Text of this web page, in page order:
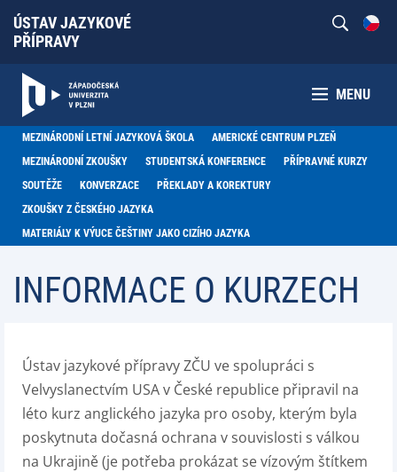
ÚSTAV JAZYKOVÉ
PŘÍPRAVY
MENU
MEZINÁRODNÍ LETNÍ JAZYKOVÁ ŠKOLA
AMERICKÉ CENTRUM PLZEŇ
MEZINÁRODNÍ ZKOUŠKY
STUDENTSKÁ KONFERENCE
PŘÍPRAVNÉ KURZY
SOUTĚŽE
KONVERZACE
PŘEKLADY A KOREKTURY
ZKOUŠKY Z ČESKÉHO JAZYKA
MATERIÁLY K VÝUCE ČEŠTINY JAKO CIZÍHO JAZYKA
INFORMACE O KURZECH
Ústav jazykové přípravy ZČU ve spolupráci s
Velvyslanectvím USA v České republice připravil na
léto kurz anglického jazyka pro osoby, kterým byla
poskytnuta dočasná ochrana v souvislosti s válkou
na Ukrajině (je potřeba prokázat se vízovým štítkem